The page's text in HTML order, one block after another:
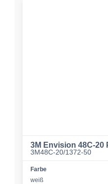
3M Envision 48C-20
3M48C-20/1372-50
Farbe
weiß